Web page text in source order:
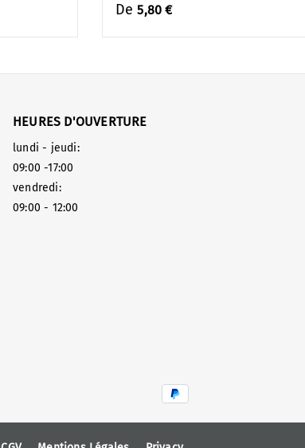
De5,80 €
HEURES D'OUVERTURE
lundi - jeudi:
09:00 -17:00
vendredi:
09:00 - 12:00